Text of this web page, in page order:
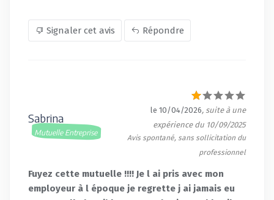
Signaler cet avis Répondre
Sabrina
Mutuelle Entreprise
le 10/04/2026, suite à une
expérience du 10/09/2025
Avis spontané, sans sollicitation du
professionnel
Fuyez cette mutuelle !!!! Je l ai pris avec mon
employeur à l époque je regrette j ai jamais eu